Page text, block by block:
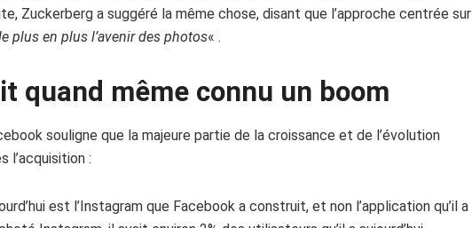
Zuckerberg a suggéré la même chose, disant que l’approche centrée sur
plus en plus l’avenir des photos« .
quand même connu un boom
souligne que la majeure partie de la croissance et de l’évolution
l’acquisition :
est l’Instagram que Facebook a construit, et non l’application qu’il a